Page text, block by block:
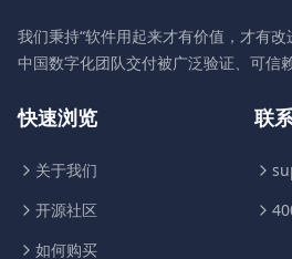
我们秉持“软件用起来才有价值，才有
中国数字化团队交付被广泛验证、可信
快速浏览
关于我们
开源社区
如何购买
联